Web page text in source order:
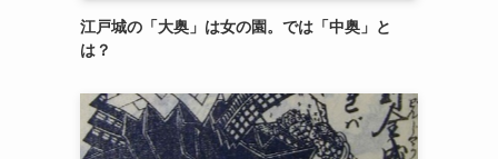
江戸城の「大奥」は女の園。では「中奥」と
は？